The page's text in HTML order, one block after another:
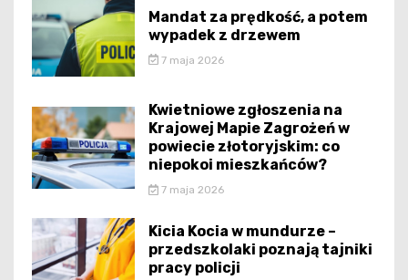
Mandat za prędkość, a potem
wypadek z drzewem
7 maja 2026
Kwietniowe zgłoszenia na
Krajowej Mapie Zagrożeń w
powiecie złotoryjskim: co
niepokoi mieszkańców?
7 maja 2026
Kicia Kocia w mundurze –
przedszkolaki poznają tajniki
pracy policji